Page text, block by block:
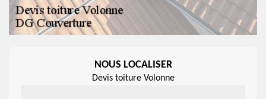
NOUS LOCALISER
Devis toiture Volonne